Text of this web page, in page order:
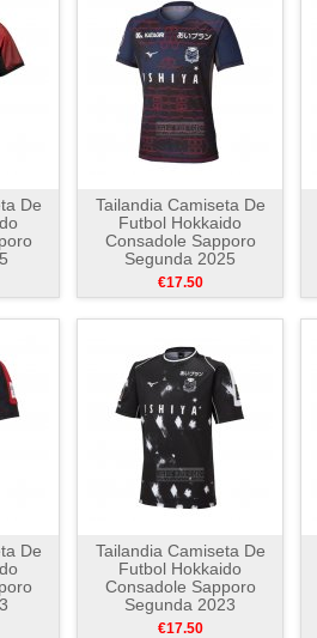
De
Tailandia Camiseta De
Futbol Hokkaido
Consadole Sapporo
Segunda 2025
€17.50
De
Tailandia Camiseta De
Futbol Hokkaido
Consadole Sapporo
Segunda 2023
€17.50